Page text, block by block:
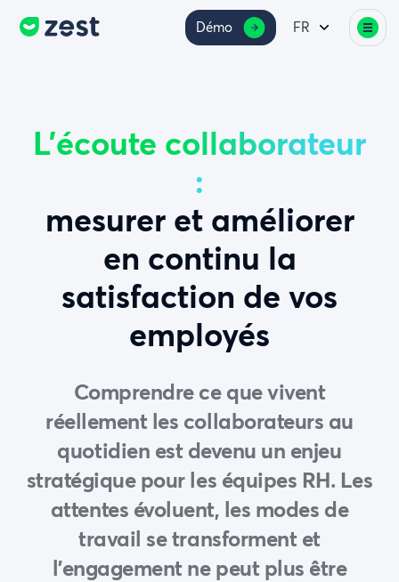
Démo FR
L’écoute collaborateur
:
mesurer et améliorer
en continu la
satisfaction de vos
employés
Comprendre ce que vivent
réellement les collaborateurs au
quotidien est devenu un enjeu
stratégique pour les équipes RH. Les
attentes évoluent, les modes de
travail se transforment et
l’engagement ne peut plus être